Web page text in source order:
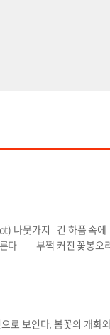
나뭇가지 긴 하품 속
른다 부쩍 커진 꽃봉오
로 보인다. 봄꽃의 개화